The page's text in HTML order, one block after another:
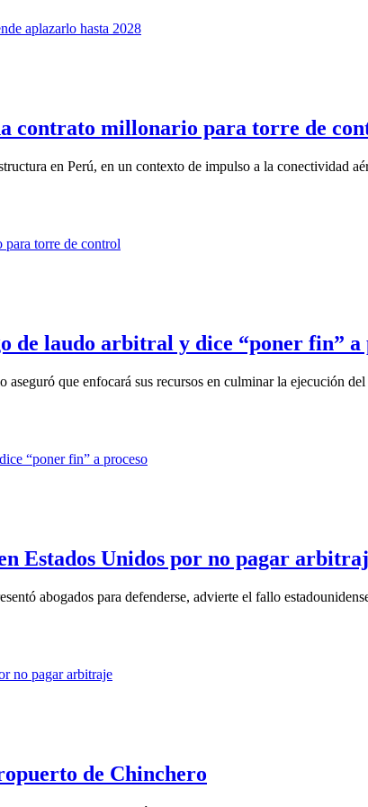
contrato millonario para torre de
en Perú, en un contexto de impulso a la conectividad
laudo arbitral y dice “poner fin” a
que enfocará sus recursos en culminar la ejecución del
Estados Unidos por no pagar
abogados para defenderse, advierte el fallo
de Chinchero